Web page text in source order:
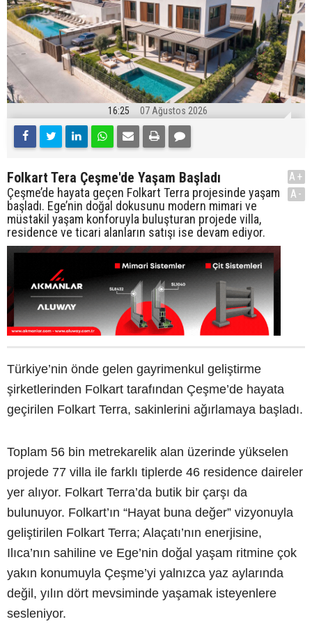
16:25 07 Ağustos 2026
Folkart Tera Çeşme'de Yaşam Başladı
Çeşme’de hayata geçen Folkart Terra projesinde yaşam
başladı. Ege’nin doğal dokusunu modern mimari ve
müstakil yaşam konforuyla buluşturan projede villa,
residence ve ticari alanların satışı ise devam ediyor.
A+
A-
Türkiye’nin önde gelen gayrimenkul geliştirme
şirketlerinden Folkart tarafından Çeşme’de hayata
geçirilen Folkart Terra, sakinlerini ağırlamaya başladı.
Toplam 56 bin metrekarelik alan üzerinde yükselen
projede 77 villa ile farklı tiplerde 46 residence daireler
yer alıyor. Folkart Terra’da butik bir çarşı da
bulunuyor. Folkart’ın “Hayat buna değer” vizyonuyla
geliştirilen Folkart Terra; Alaçatı’nın enerjisine,
Ilıca’nın sahiline ve Ege’nin doğal yaşam ritmine çok
yakın konumuyla Çeşme’yi yalnızca yaz aylarında
değil, yılın dört mevsiminde yaşamak isteyenlere
sesleniyor.